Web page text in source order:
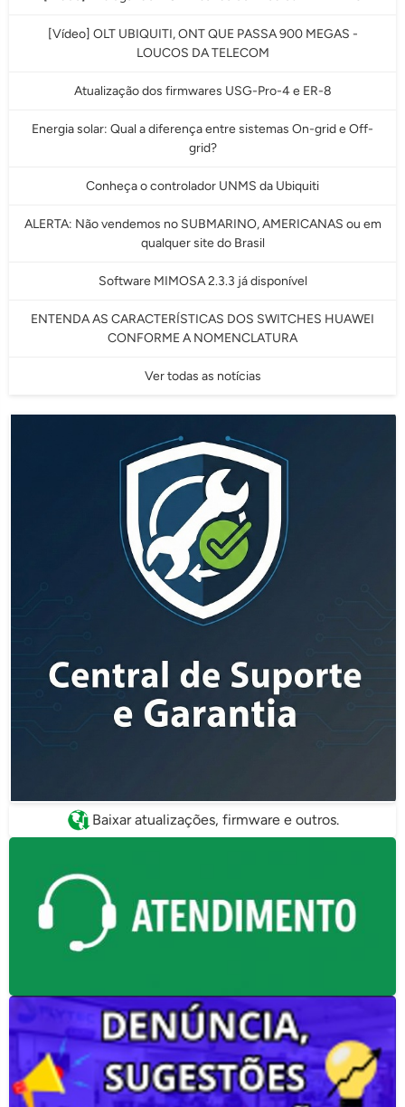
[Vídeo] OLT UBIQUITI, ONT QUE PASSA 900 MEGAS -
LOUCOS DA TELECOM
Atualização dos firmwares USG-Pro-4 e ER-8
Energia solar: Qual a diferença entre sistemas On-grid e Off-
grid?
Conheça o controlador UNMS da Ubiquiti
ALERTA: Não vendemos no SUBMARINO, AMERICANAS ou em
qualquer site do Brasil
Software MIMOSA 2.3.3 já disponível
ENTENDA AS CARACTERÍSTICAS DOS SWITCHES HUAWEI
CONFORME A NOMENCLATURA
Ver todas as notícias
Baixar atualizações, firmware e outros.